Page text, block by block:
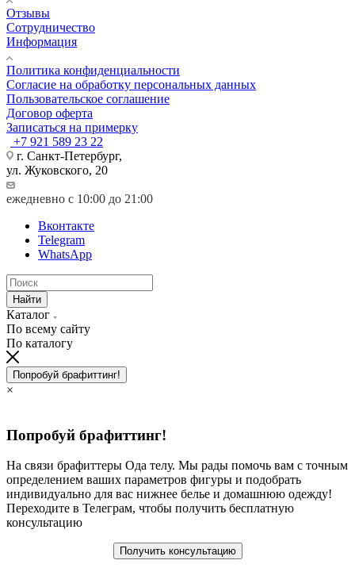
Отзывы
Сотрудничество
Информация
Политика конфиденциальности
Согласие на обработку персональных данных
Пользовательское соглашение
Договор оферта
Записаться на примерку
+7 921 589 23 22
г. Санкт-Петербург,
ул. Жуковского, 20
ежедневно с 10:00 до 21:00
Вконтакте
Telegram
WhatsApp
Найти
Каталог
По всему сайту
По каталогу
Попробуй брафиттинг!
×
Попробуй брафиттинг!
На связи брафиттеры Ода телу. Мы рады помочь вам с точным
определением ваших параметров фигуры и подобрать
индивидуально для вас нижнее белье и домашнюю одежду!
Переходите в Телеграм, чтобы получить бесплатную
консультацию
Получить консультацию